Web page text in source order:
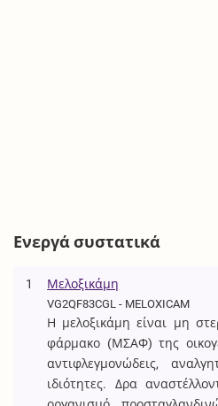
Ενεργά συστατικά
1 Μελοξικάμη
VG2QF83CGL - MELOXICAM
Η μελοξικάμη είναι μη
φάρμακο (ΜΣΑΦ) της
αντιφλεγμονώδεις,
ιδιότητες. Δρα